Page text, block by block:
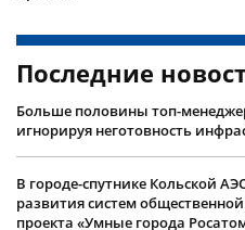
Последние
Больше половины топ-
игнорируя неготовность
В городе-спутнике Кольской
развития систем
проекта «Умные города